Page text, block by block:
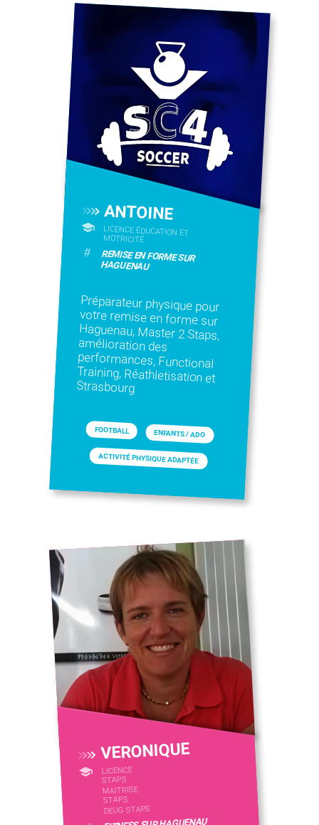
ANTOINE
LICENCE ÉDUCATION ET
MOTRICITÉ
# REMISE EN FORME SUR
HAGUENAU
Préparateur physique pour
votre remise en forme sur
Haguenau, Master 2 Staps,
amélioration des
performances, Functional
Training, Réathletisation et
Strasbourg
FOOTBALL ENFANTS / ADO
ACTIVITÉ PHYSIQUE ADAPTÉE
VERONIQUE
LICENCE
STAPS
MAITRISE
STAPS
DEUG STAPS